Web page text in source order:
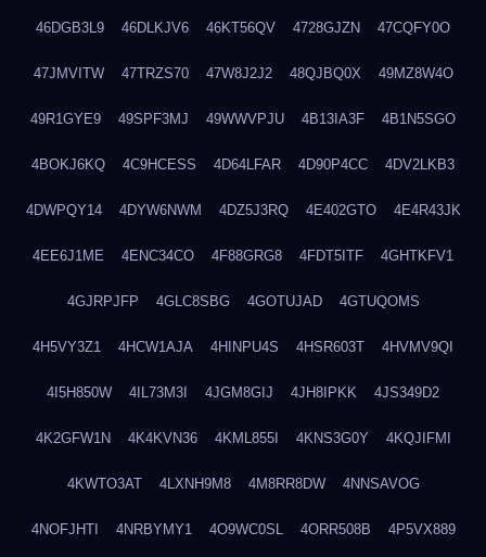
46DGB3L9 46DLKJV6 46KT56QV 4728GJZN 47CQFY0O
47JMVITW 47TRZS70 47W8J2J2 48QJBQ0X 49MZ8W4O
49R1GYE9 49SPF3MJ 49WWVPJU 4B13IA3F 4B1N5SGO
4BOKJ6KQ 4C9HCESS 4D64LFAR 4D90P4CC 4DV2LKB3
4DWPQY14 4DYW6NWM 4DZ5J3RQ 4E402GTO 4E4R43JK
4EE6J1ME 4ENC34CO 4F88GRG8 4FDT5ITF 4GHTKFV1
4GJRPJFP 4GLC8SBG 4GOTUJAD 4GTUQOMS
4H5VY3Z1 4HCW1AJA 4HINPU4S 4HSR603T 4HVMV9QI
4I5H850W 4IL73M3I 4JGM8GIJ 4JH8IPKK 4JS349D2
4K2GFW1N 4K4KVN36 4KML855I 4KNS3G0Y 4KQJIFMI
4KWTO3AT 4LXNH9M8 4M8RR8DW 4NNSAVOG
4NOFJHTI 4NRBYMY1 4O9WC0SL 4ORR508B 4P5VX889